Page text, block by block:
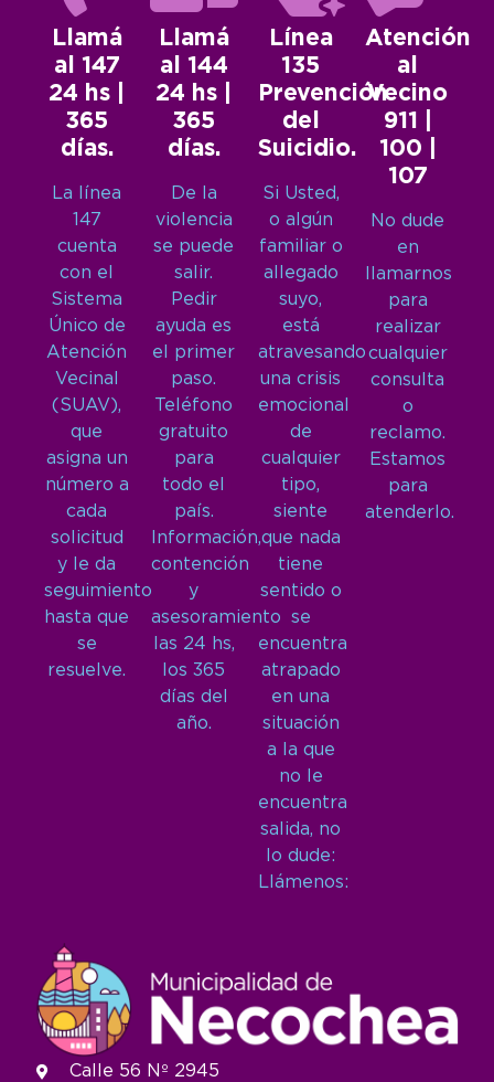
Llamá
al 147
24 hs |
365
días.
La línea
147
cuenta
con el
Sistema
Único de
Atención
Vecinal
(SUAV),
que
asigna un
número a
cada
solicitud
y le da
seguimiento
hasta que
se
resuelve.
Llamá
al 144
24 hs |
365
días.
De la
violencia
se puede
salir.
Pedir
ayuda es
el primer
paso.
Teléfono
gratuito
para
todo el
país.
Información,
contención
y
asesoramiento
las 24 hs,
los 365
días del
año.
Línea
135
Prevención
del
Suicidio.
Si Usted,
o algún
familiar o
allegado
suyo,
está
atravesando
una crisis
emocional
de
cualquier
tipo,
siente
que nada
tiene
sentido o
se
encuentra
atrapado
en una
situación
a la que
no le
encuentra
salida, no
lo dude:
Llámenos:
Atención
al
Vecino
911 |
100 |
107
No dude
en
llamarnos
para
realizar
cualquier
consulta
o
reclamo.
Estamos
para
atenderlo.
Calle 56 Nº 2945